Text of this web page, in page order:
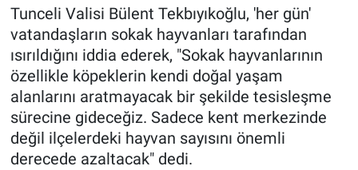
Tunceli Valisi Bülent Tekbıyıkoğlu, 'her gün'
vatandaşların sokak hayvanları tarafından
ısırıldığını iddia ederek, "Sokak hayvanlarının
özellikle köpeklerin kendi doğal yaşam
alanlarını aratmayacak bir şekilde tesisleşme
sürecine gideceğiz. Sadece kent merkezinde
değil ilçelerdeki hayvan sayısını önemli
derecede azaltacak" dedi.
Dünya
Ege Saati
Ege'den Esintiler
Eğitim
Spor
Yayın Akışı
İletişim
Son Dakika Haberleri
Haber Arşivi